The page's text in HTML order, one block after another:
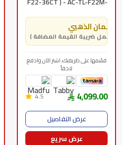
الضمان الذهبي
قسّمها على طريقتك، اشتر الآن وادفع
لاحقاً
4,099.00
4.5
عرض التفاصيل
عرض سريع